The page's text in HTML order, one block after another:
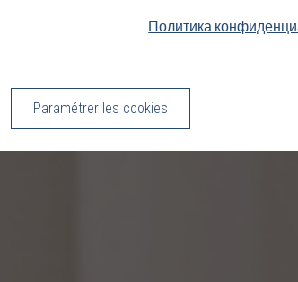
Политика
Paramétrer les cookies